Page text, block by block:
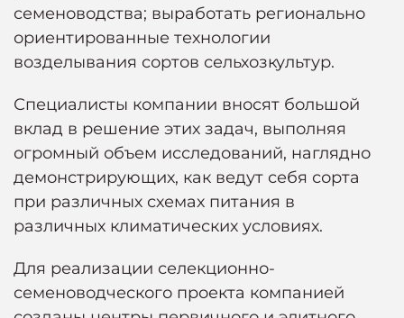
семеноводства; выработать регионально
ориентированные технологии
возделывания сортов сельхозкультур.
Специалисты компании вносят большой
вклад в решение этих задач, выполняя
огромный объем исследований, наглядно
демонстрирующих, как ведут себя сорта
при различных схемах питания в
различных климатических условиях.
Для реализации селекционно-
семеноводческого проекта компанией